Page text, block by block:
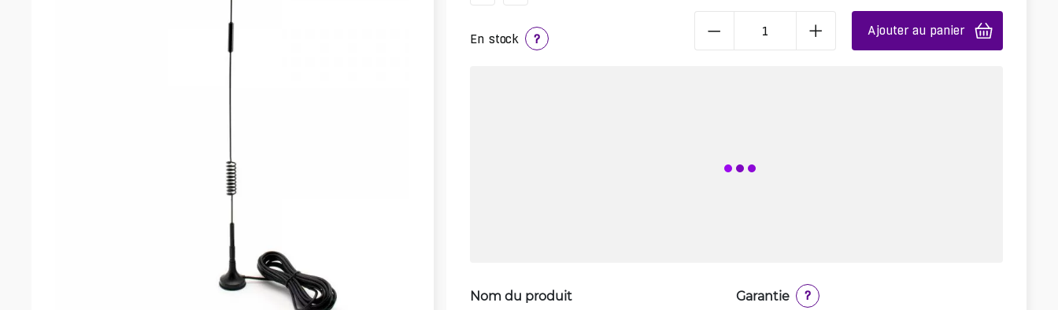
En stock ?
Ajouter au panier
Nom du produit Garantie
?